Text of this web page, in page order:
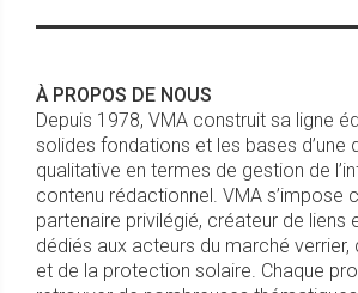
À PROPOS DE NOUS
Depuis 1978, VMA construit sa ligne
solides fondations et les bases d’une
qualitative en termes de gestion de
contenu rédactionnel. VMA s’impose
partenaire privilégié, créateur de liens
dédiés aux acteurs du marché verrier,
et de la protection solaire. Chaque